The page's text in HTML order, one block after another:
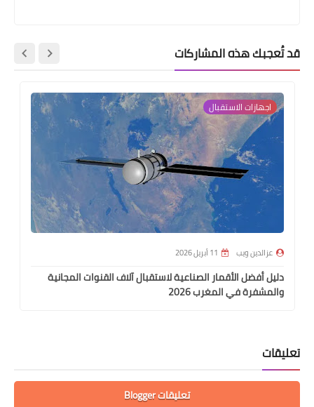
قد تُعجبك هذه المشاركات
اجهازات الاستقبال
عزالدين ويب 11 أبريل 2026
دليل أفضل الأقمار الصناعية لاستقبال آلاف القنوات المجانية
والمشفرة في المغرب 2026
تعليقات
تعليقات Blogger